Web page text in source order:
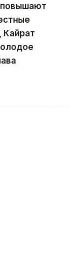
повышают
Кайрат